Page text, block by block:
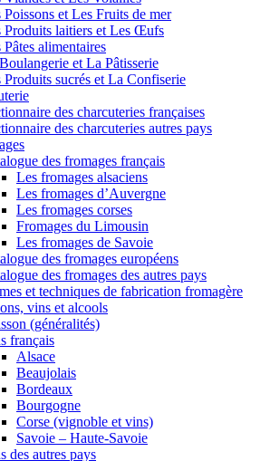
Poissons et Les Fruits de mer
Produits laitiers et Les Œufs
Pâtes alimentaires
et La Pâtisserie
Produits sucrés et La Confiserie
des charcuteries françaises
des charcuteries autres pays
des fromages français
Les fromages alsaciens
Les fromages d’Auvergne
Les fromages corses
Fromages du Limousin
Les fromages de Savoie
des fromages européens
des fromages des autres pays
et techniques de fabrication fromagère
vins et alcools
(généralités)
français
Alsace
Beaujolais
Bordeaux
Bourgogne
Corse (vignoble et vins)
Savoie – Haute-Savoie
des autres pays